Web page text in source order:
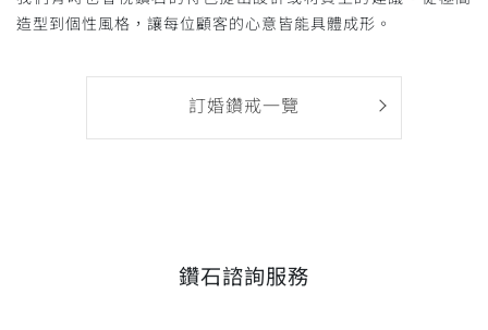
造型到個性風格，讓每位顧客的心意皆能具體成形。
訂婚鑽戒一覽
鑽石諮詢服務